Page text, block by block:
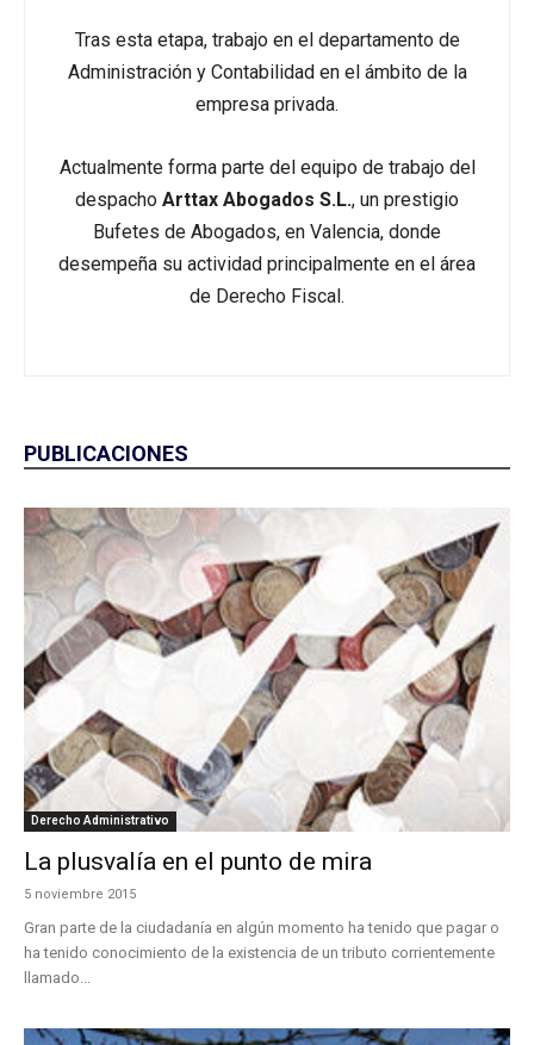
Tras esta etapa, trabajo en el departamento de
Administración y Contabilidad en el ámbito de la
empresa privada.
Actualmente forma parte del equipo de trabajo del
despacho Arttax Abogados S.L., un prestigio
Bufetes de Abogados, en Valencia, donde
desempeña su actividad principalmente en el área
de Derecho Fiscal.
PUBLICACIONES
Derecho Administrativo
La plusvalía en el punto de mira
5 noviembre 2015
Gran parte de la ciudadanía en algún momento ha tenido que pagar o
ha tenido conocimiento de la existencia de un tributo corrientemente
llamado...